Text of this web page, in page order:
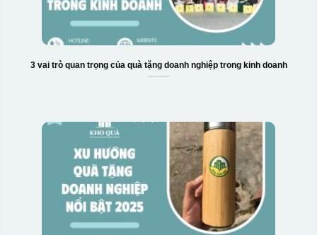
Hộp xi 2 cốc
3 vai trò quan trọng của quà tặng doanh nghiệp trong kinh doanh